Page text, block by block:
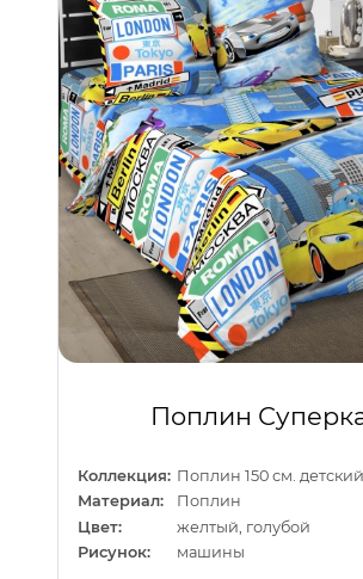
Поплин
Коллекция: Поплин 150 см. детский
Материал:
Поплин
Цвет:
желтый, голубой
Рисунок:
машины